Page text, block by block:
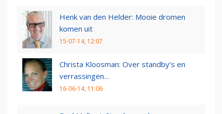
Henk van den Helder: Mooie dromen
komen uit
15-07-14, 12:07
Christa Kloosman: Over standby’s en
verrassingen…
16-06-14, 11:06